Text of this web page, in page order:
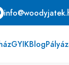
GYIKBlog